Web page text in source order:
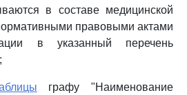
в составе медицинской
правовыми актами
в указанный перечень
графу "Наименование